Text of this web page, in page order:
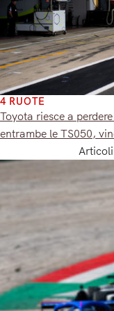
4 RUOTE
Toyota riesce a
entrambe le TS050,